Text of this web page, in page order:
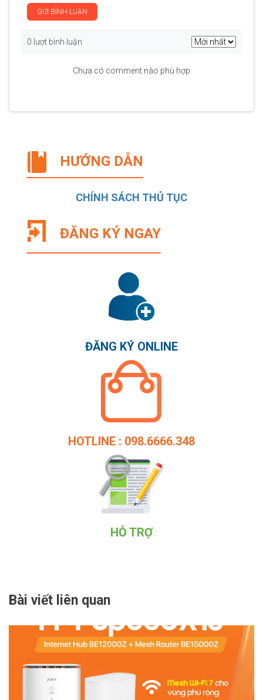
GỬI BÌNH LUẬN
0 lượt bình luận
Chưa có comment nào phù hợp
HƯỚNG DẪN
CHÍNH SÁCH THỦ TỤC
ĐĂNG KÝ NGAY
ĐĂNG KÝ ONLINE
HOTLINE : 098.6666.348
HỖ TRỢ
Bài viết liên quan